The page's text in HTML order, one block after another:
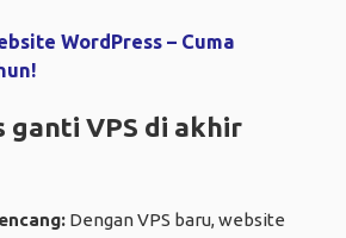
WordPress – Cuma
ganti VPS di akhir
Dengan VPS baru, website